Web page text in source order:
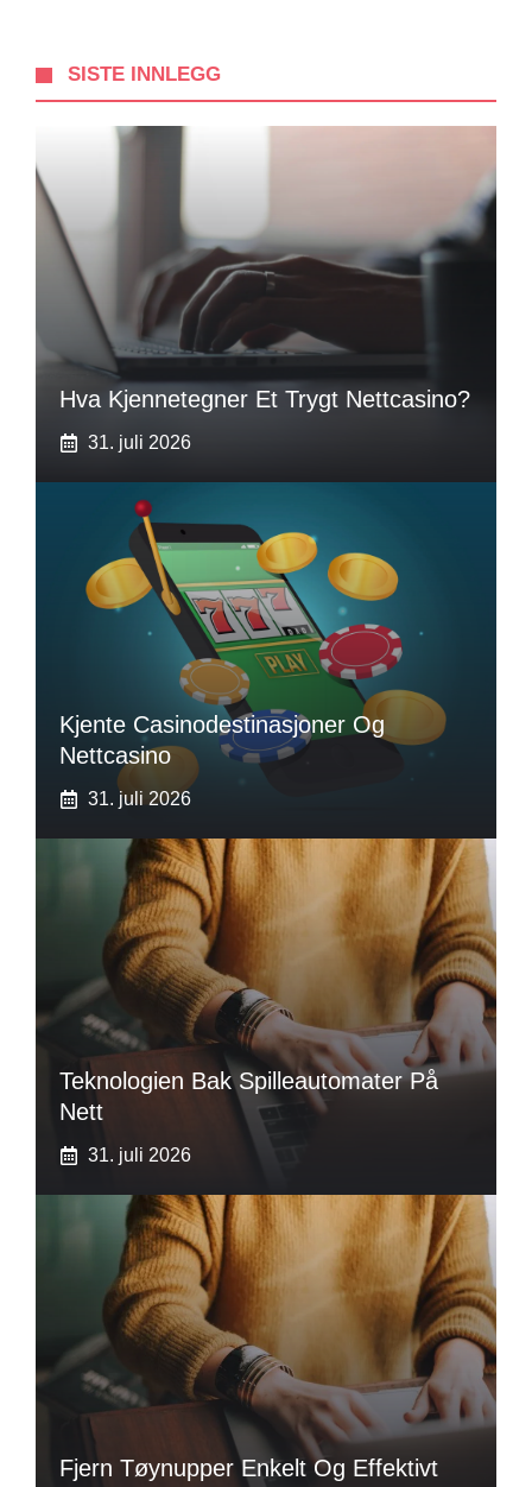
SISTE INNLEGG
Hva Kjennetegner Et Trygt Nettcasino?
31. juli 2026
Kjente Casinodestinasjoner Og
Nettcasino
31. juli 2026
Teknologien Bak Spilleautomater På
Nett
31. juli 2026
Fjern Tøynupper Enkelt Og Effektivt